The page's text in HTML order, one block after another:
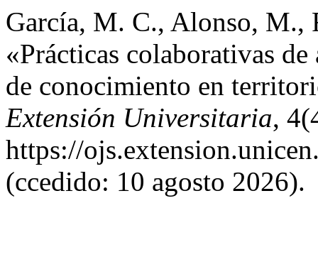
García, M. C., Alonso, M.,
«Prácticas colaborativas
de conocimiento en
Extensión Universitaria,
https://
(ccedido: 10 agosto 2026).